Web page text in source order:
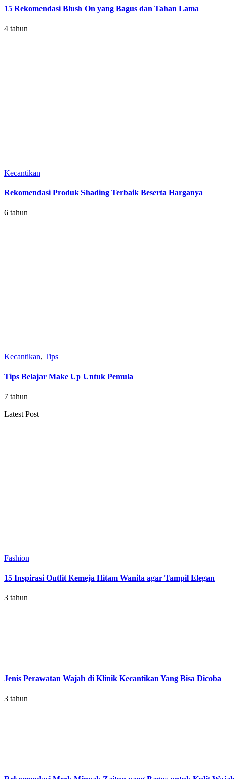
15 Rekomendasi Blush On yang Bagus dan Tahan Lama
4 tahun
Kecantikan
Rekomendasi Produk Shading Terbaik Beserta Harganya
6 tahun
Kecantikan, Tips
Tips Belajar Make Up Untuk Pemula
7 tahun
Latest Post
Fashion
15 Inspirasi Outfit Kemeja Hitam Wanita agar Tampil Elegan
3 tahun
Jenis Perawatan Wajah di Klinik Kecantikan Yang Bisa Dicoba
3 tahun